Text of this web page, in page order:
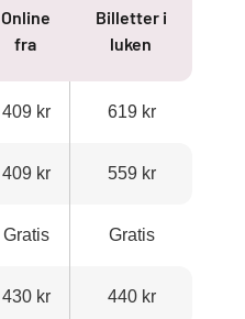
Online
fra
Billetter i
luken
409 kr 619 kr
409 kr 559 kr
Gratis Gratis
430 kr 440 kr